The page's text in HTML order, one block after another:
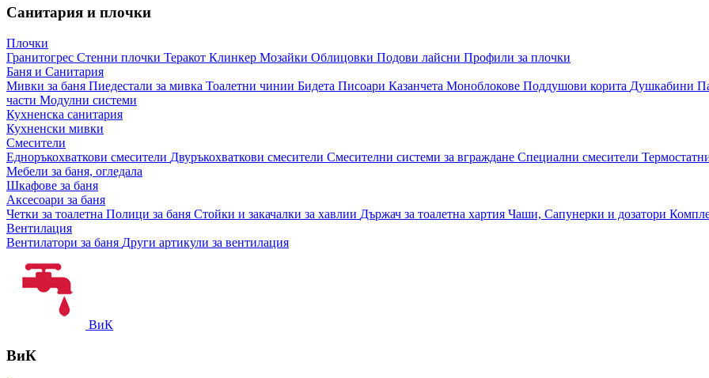
Санитария и плочки
Плочки
Гранитогрес Стенни плочки Теракот Клинкер Мозайки Облицовки Подови лайсни Профили за плочки
Баня и Санитария
Мивки за баня Пиедестали за мивка Тоалетни чинии Бидета Писоари Казанчета Моноблокове Поддушови корита Душкабини
части Модулни системи
Кухненска санитария
Кухненски мивки
Смесители
Едноръкохваткови смесители Двуръкохваткови смесители Смесителни системи за вграждане Специални смесители
Мебели за баня, огледала
Шкафове за баня
Аксесоари за баня
Четки за тоалетна Полици за баня Стойки и закачалки за хавлии Държач за тоалетна хартия Чаши, Сапунерки и дозатори
Вентилация
Вентилатори за баня Други артикули за вентилация
ВиК
ВиК